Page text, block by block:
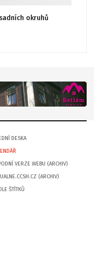
okruhů
DESKA
VERZE WEBU (ARCHIV)
(ARCHIV)
ŠTÍTKŮ